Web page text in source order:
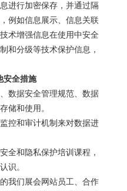
进行加密保存，并通过隔
例如信息展示、信息关联
术增强信息在使用中安全
和分级等技术保护信息，
安全措施
数据安全管理规范、数据
储和使用。
控和审计机制来对数据进
全和隐私保护培训课程，
识。
我们展会网站员工、合作